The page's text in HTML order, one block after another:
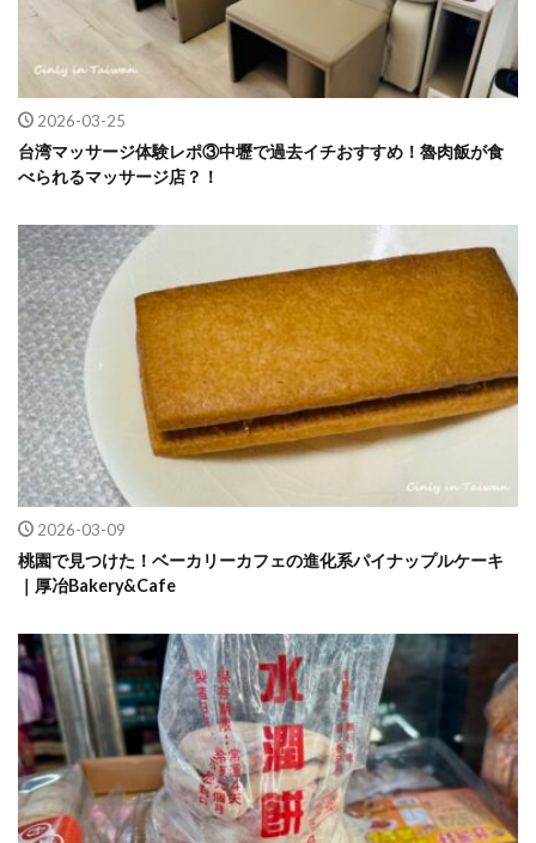
2026-03-25
台湾マッサージ体験レポ③中壢で過去イチおすすめ！魯肉飯が食
べられるマッサージ店？！
2026-03-09
桃園で見つけた！ベーカリーカフェの進化系パイナップルケーキ
｜厚冶Bakery&Cafe